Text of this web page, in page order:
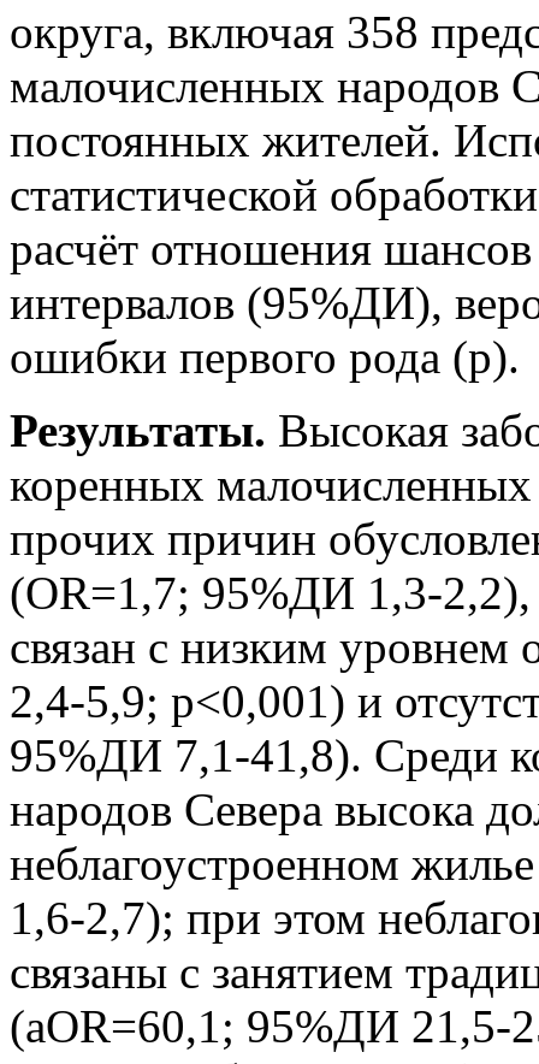
округа, включая 358
малочисленных народов
постоянных жителей.
статистической
расчёт отношения
интервалов (95%ДИ),
ошибки первого рода (p).
Результаты. Высокая
коренных
прочих причин
(OR=1,7; 95%ДИ 1,3-2,2),
связан с низким
2,4-5,9; p<0,001) и
95%ДИ 7,1-41,8). Среди
народов Севера высока
неблагоустроенном
1,6-2,7); при этом
связаны с занятием
(aOR=60,1; 95%ДИ 21,5-